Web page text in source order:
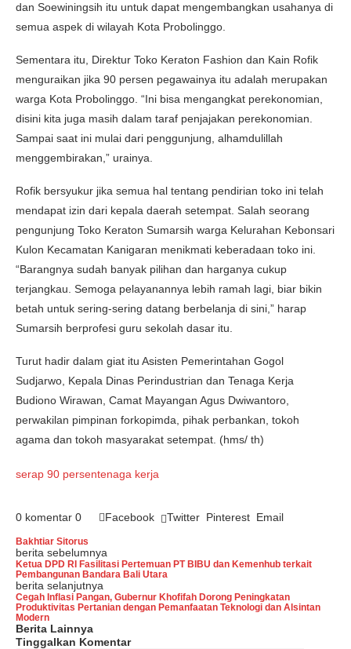
dan Soewiningsih itu untuk dapat mengembangkan usahanya di
semua aspek di wilayah Kota Probolinggo.
Sementara itu, Direktur Toko Keraton Fashion dan Kain Rofik
menguraikan jika 90 persen pegawainya itu adalah merupakan
warga Kota Probolinggo. “Ini bisa mengangkat perekonomian,
disini kita juga masih dalam taraf penjajakan perekonomian.
Sampai saat ini mulai dari penggunjung, alhamdulillah
menggembirakan,” urainya.
Rofik bersyukur jika semua hal tentang pendirian toko ini telah
mendapat izin dari kepala daerah setempat. Salah seorang
pengunjung Toko Keraton Sumarsih warga Kelurahan Kebonsari
Kulon Kecamatan Kanigaran menikmati keberadaan toko ini.
“Barangnya sudah banyak pilihan dan harganya cukup
terjangkau. Semoga pelayanannya lebih ramah lagi, biar bikin
betah untuk sering-sering datang berbelanja di sini,” harap
Sumarsih berprofesi guru sekolah dasar itu.
Turut hadir dalam giat itu Asisten Pemerintahan Gogol
Sudjarwo, Kepala Dinas Perindustrian dan Tenaga Kerja
Budiono Wirawan, Camat Mayangan Agus Dwiwantoro,
perwakilan pimpinan forkopimda, pihak perbankan, tokoh
agama dan tokoh masyarakat setempat. (hms/ th)
serap 90 persentenaga kerja
0 komentar 0 Facebook Twitter Pinterest Email
Bakhtiar Sitorus
berita sebelumnya
Ketua DPD RI Fasilitasi Pertemuan PT BIBU dan Kemenhub terkait
Pembangunan Bandara Bali Utara
berita selanjutnya
Cegah Inflasi Pangan, Gubernur Khofifah Dorong Peningkatan
Produktivitas Pertanian dengan Pemanfaatan Teknologi dan Alsintan
Modern
Berita Lainnya
Tinggalkan Komentar